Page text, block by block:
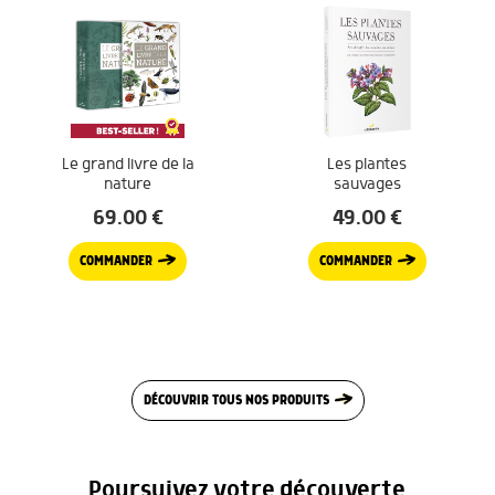
Le grand livre de la
nature
69.00€
COMMANDER
Les plantes
sauvages
49.00€
COMMANDER
DÉCOUVRIR TOUS NOS PRODUITS